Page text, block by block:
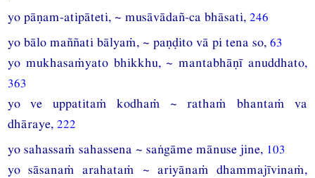
yo pāṇam-atipāteti, ~ musāvādañ-ca bhāsati,246
yo bālo maññati bālyaṁ, ~ paṇḍito vā pi tena so,63
yo mukhasaṁyato bhikkhu, ~ mantabhāṇī anuddhato,
363
yo ve uppatitaṁ kodhaṁ ~ rathaṁ bhantaṁ va
dhāraye,222
yo sahassaṁ sahassena ~ saṅgāme mānuse jine, 103
yo sāsanaṁ arahataṁ ~ ariyānaṁ dhammajīvinaṁ,